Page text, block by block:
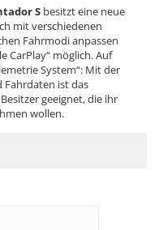
S besitzt eine neue
mit verschiedenen
Fahrmodi anpassen
CarPlay“ möglich. Auf
System“: Mit der
Fahrdaten ist das
geeignet, die ihr
wollen.